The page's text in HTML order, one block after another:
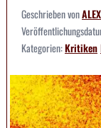
Geschrieben von
Kategorien:Kritiken